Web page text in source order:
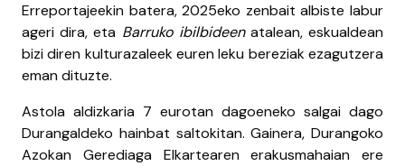
Erreportajeekin batera, 2025eko zenbait albiste labur
ageri dira, eta Barruko ibilbideenatalean, eskualdean
bizi diren kulturazaleek euren leku bereziak ezagutzera
eman dituzte.
Astola aldizkaria 7 eurotan dagoeneko salgai dago
Durangaldeko hainbat saltokitan. Gainera, Durangoko
Azokan Gerediaga Elkartearen erakusmahaian ere